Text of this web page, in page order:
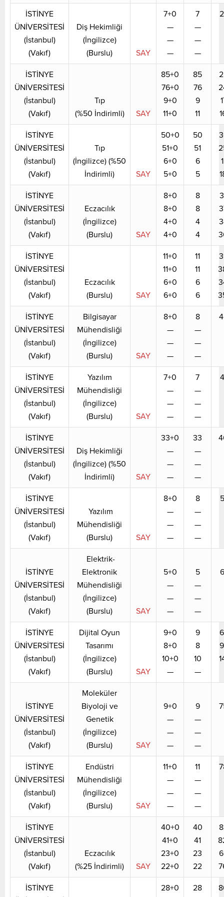
İSTİNYE
ÜNİVERSİTESİ
(İstanbul)
(Vakıf)
Diş Hekimliği
(İngilizce)
(Burslu)
SAY
7+0
—
—
—
7
—
—
—
İSTİNYE
ÜNİVERSİTESİ
(İstanbul)
(Vakıf)
Tıp
(%50 İndirimli)
SAY
85+0
76+0
9+0
11+0
85
76
9
11
İSTİNYE
ÜNİVERSİTESİ
(İstanbul)
(Vakıf)
Tıp
(İngilizce) (%50
İndirimli)
SAY
50+0
51+0
6+0
5+0
50
51
6
5
İSTİNYE
ÜNİVERSİTESİ
(İstanbul)
(Vakıf)
Eczacılık
(İngilizce)
(Burslu)
SAY
8+0
8+0
4+0
4+0
8
8
4
4
İSTİNYE
ÜNİVERSİTESİ
(İstanbul)
(Vakıf)
Eczacılık
(Burslu)
SAY
11+0
11+0
6+0
6+0
11
11
6
6
İSTİNYE
ÜNİVERSİTESİ
(İstanbul)
(Vakıf)
Bilgisayar
Mühendisliği
(İngilizce)
(Burslu)
SAY
8+0
—
—
—
8
—
—
—
İSTİNYE
ÜNİVERSİTESİ
(İstanbul)
(Vakıf)
Yazılım
Mühendisliği
(İngilizce)
(Burslu)
SAY
7+0
—
—
—
7
—
—
—
İSTİNYE
ÜNİVERSİTESİ
(İstanbul)
(Vakıf)
Diş Hekimliği
(İngilizce) (%50
İndirimli)
SAY
33+0
—
—
—
33
—
—
—
İSTİNYE
ÜNİVERSİTESİ
(İstanbul)
(Vakıf)
Yazılım
Mühendisliği
(Burslu)
SAY
8+0
—
—
—
8
—
—
—
İSTİNYE
ÜNİVERSİTESİ
(İstanbul)
(Vakıf)
Elektrik-
Elektronik
Mühendisliği
(İngilizce)
(Burslu)
SAY
5+0
—
—
—
5
—
—
—
İSTİNYE
ÜNİVERSİTESİ
(İstanbul)
(Vakıf)
Dijital Oyun
Tasarımı
(İngilizce)
(Burslu)
SAY
9+0
8+0
10+0
—
9
8
10
—
İSTİNYE
ÜNİVERSİTESİ
(İstanbul)
(Vakıf)
Moleküler
Biyoloji ve
Genetik
(İngilizce)
(Burslu)
SAY
9+0
—
—
—
9
—
—
—
İSTİNYE
ÜNİVERSİTESİ
(İstanbul)
(Vakıf)
Endüstri
Mühendisliği
(İngilizce)
(Burslu)
SAY
11+0
—
—
—
11
—
—
—
İSTİNYE
ÜNİVERSİTESİ
(İstanbul)
(Vakıf)
Eczacılık
(%25 İndirimli)
SAY
40+0
41+0
23+0
22+0
40
41
23
22
İSTİNYE
28+0
28